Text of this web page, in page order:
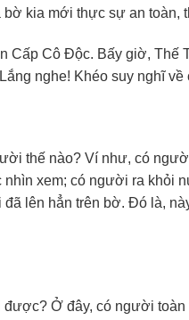
kia mới thực sự an toàn,
Cô Độc. Bấy giờ, Thế
nghe! Khéo suy nghĩ về
thế nào? Ví như, có
xem; có người ra khỏi
lên hẳn trên bờ. Đó là,
Ở đây, có người toàn